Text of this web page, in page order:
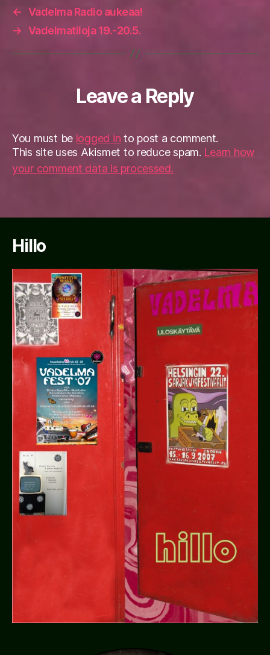
← Vadelma Radio aukeaa!
→ Vadelmatiloja 19.-20.5.
Leave a Reply
You must be logged in to post a comment.
This site uses Akismet to reduce spam. Learn how
your comment data is processed.
Hillo